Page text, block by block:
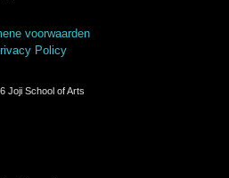
voorwaarden
Policy
Joji School of Arts